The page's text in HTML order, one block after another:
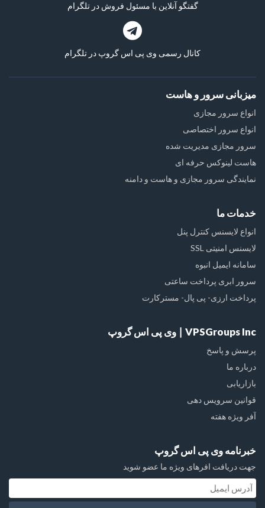
گفتگو آنلاین با مسئول فروش در تلگرام
کانال رسمی وی پی اس گروپ در تلگرام
میزبانی سرور و هاست
انواع سرور مجازی
انواع سرور اختصاصی
سرور مجازی مدیریت شده
هاست لینوکس حرفه ای
نمایندگی سرور مجازی و هاست و دامنه
خدمات ما
انواع لایسنس کنترل پنل
لایسنس امنیتی SSL
سامانه ایمیل انبوه
سرور ابری پرداخت ساعتی
پرداخت ارزی- پی پال- مسترکارت
VPSGroups Inc ∣ وی پی اس گروپ
پرسش و پاسخ
درباره ما
بازاریابی
قوانین سرویس دهی
آفر ویژه هفته
خبرنامه وی پی اس گروپ
جهت دریافت افرهای ویژه ما عضو شوید